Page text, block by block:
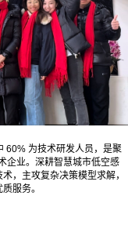
60% 为技术研发人员，是聚
企业。深耕智慧城市低空感
，主攻复杂决策模型求解，
服务。